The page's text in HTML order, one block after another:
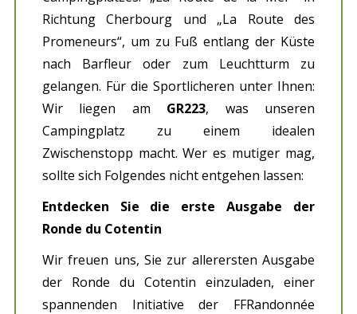
Richtung Cherbourg und „La Route des
Promeneurs“, um zu Fuß entlang der Küste
nach Barfleur oder zum Leuchtturm zu
gelangen. Für die Sportlicheren unter Ihnen:
Wir liegen am GR223, was unseren
Campingplatz zu einem idealen
Zwischenstopp macht. Wer es mutiger mag,
sollte sich Folgendes nicht entgehen lassen:
Entdecken Sie die erste Ausgabe der
Ronde du Cotentin
Wir freuen uns, Sie zur allerersten Ausgabe
der Ronde du Cotentin einzuladen, einer
spannenden Initiative der FFRandonnée